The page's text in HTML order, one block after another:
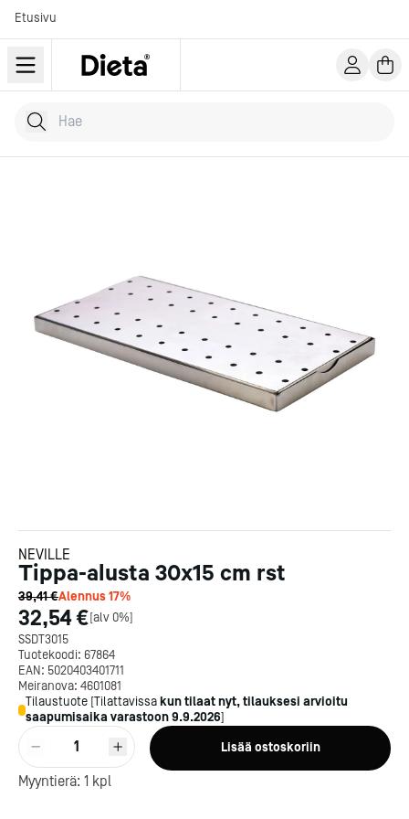
Etusivu
Hae tuotteita
Kirjoita hakusana...
NEVILLE
Tippa-alusta 30x15 cm rst
39,41 €Alennus17%
32,54 €[alv 0%]
SSDT3015
Tuotekoodi: 67864
EAN: 5020403401711
Meiranova: 4601081
Tilaustuote [Tilattavissa kun tilaat nyt, tilauksesi arvioitu
saapumisaika varastoon9.9.2026]
1 Lisää ostoskoriin
Myyntierä: 1 kpl
Kotipizza on vuonna 1987
perustettu yritys, jolla on yli
300 ravintolaa eri puolella
Suomea. Dieta on tehnyt